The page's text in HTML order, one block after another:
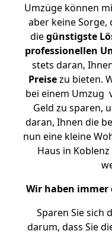
Umzüge können
aber keine Sorge,
diegünstigste
professionellen
stets daran,
Preisezu bieten.
bei einem Umzug
Geld zu sparen,
daran, Ihnen die
nun eine kleine
Haus in
Wir haben immer
Sparen Sie sich
darum, dass Sie